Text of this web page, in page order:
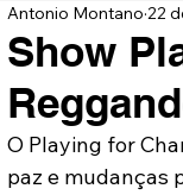
Show
Antonio Montano 22
O Playing for
paz e mudanças